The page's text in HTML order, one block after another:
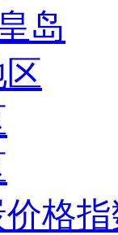
岛
格